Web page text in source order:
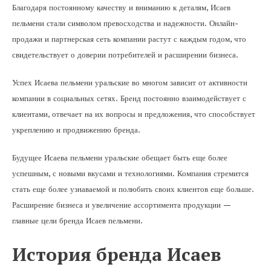
Благодаря постоянному качеству и вниманию к деталям, Исаев
пельмени стали символом превосходства и надежности. Онлайн-
продажи и партнерская сеть компании растут с каждым годом, что
свидетельствует о доверии потребителей и расширении бизнеса.
Успех Исаева пельмени уральские во многом зависит от активности
компании в социальных сетях. Бренд постоянно взаимодействует с
клиентами, отвечает на их вопросы и предложения, что способствует
укреплению и продвижению бренда.
Будущее Исаева пельмени уральские обещает быть еще более
успешным, с новыми вкусами и технологиями. Компания стремится
стать еще более узнаваемой и полюбить своих клиентов еще больше.
Расширение бизнеса и увеличение ассортимента продукции —
главные цели бренда Исаев пельмени.
История бренда Исаев